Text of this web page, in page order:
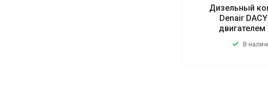
Дизельный
Denair
двигателем
В